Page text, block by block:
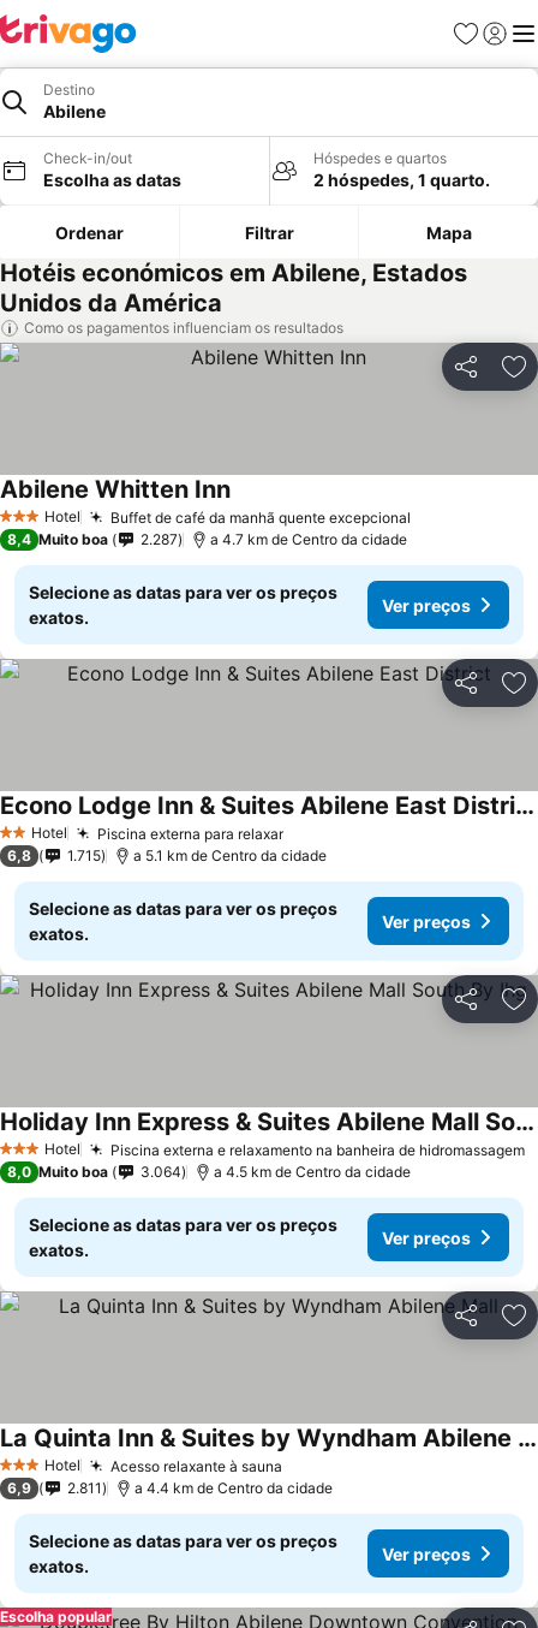
Favoritos
Iniciar
Destino
Abilene
Check-in/out
Escolha as datas
Hóspedes e quartos
2 hóspedes, 1 quarto.
Ordenar Filtrar Mapa
Hotéis económicos em Abilene, Estados
Unidos da América
Como os pagamentos influenciam os resultados
Partilhar
3 EstrelasHotel Buffet de café da manhã quente excepcional
Abilene Whitten Inn
8,4 Muito boa 2.287 a 4.7 km de Centro da cidade
Selecione as datas para ver os preços
exatos.
Ver preços
Partilhar
2 Estrelas
Hotel Piscina externa para relaxar
Econo Lodge Inn & Suites Abilene East District
6,8 1.715 a 5.1 km de Centro da cidade
Selecione as datas para ver os preços
exatos.
Ver preços
Partilhar
3 EstrelasHotel Piscina externa e relaxamento na banheira de hidromassagem
Holiday Inn Express & Suites Abilene Mall South By Ihg
8,0 Muito boa 3.064 a 4.5 km de Centro da cidade
Selecione as datas para ver os preços
exatos.
Ver preços
Partilhar
3 EstrelasHotel Acesso relaxante à sauna
La Quinta Inn & Suites by Wyndham Abilene Mall
6,9 2.811 a 4.4 km de Centro da cidade
Selecione as datas para ver os preços
exatos.
Ver preços
Escolha popular